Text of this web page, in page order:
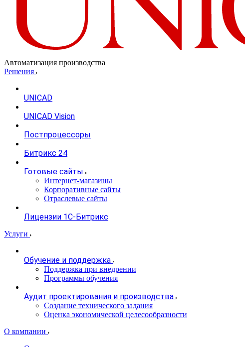
Автоматизация производства
Решения
UNICAD
UNICAD Vision
Постпроцессоры
Битрикс 24
Готовые сайты
Интернет-магазины
Корпоративные сайты
Отраслевые сайты
Лицензии 1С-Битрикс
Услуги
Обучение и поддержка
Поддержка при внедрении
Программы обучения
Аудит проектирования и производства
Создание технического задания
Оценка экономической целесообразности
О компании